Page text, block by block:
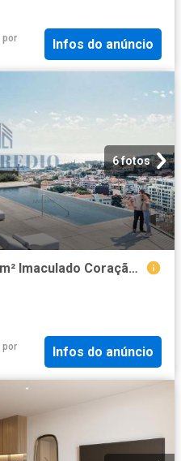
por
Infos do anúncio
6 fotos
Apartamento T1 Funchal 0m² Imaculado Coração De Maria
por
Infos do anúncio